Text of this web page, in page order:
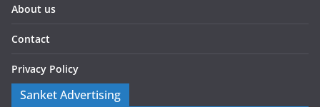
About us
Contact
Privacy Policy
Sanket Advertising